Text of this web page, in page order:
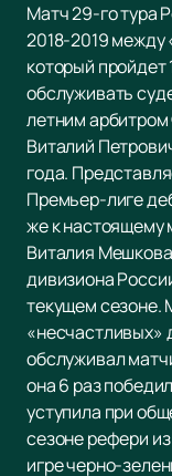
Матч 29-го тура
2018-2019 между
который пройдет
обслуживать
летним
Виталий
года.
Премьер-лиге
же к
Виталия
дивизиона
текущем сезоне.
«несчастливых»
обслуживал
она 6 раз
уступила при
сезоне рефери
игре черно-